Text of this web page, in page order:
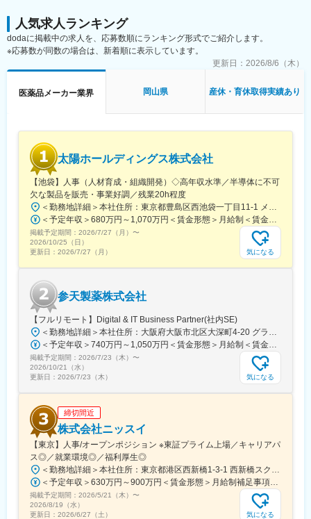
変更の範囲：会社の定める業務
【MRとは】
医薬品を正しく使用していただくためにドクターや薬剤師へ医薬
品の情報の提供や収集を行います。同時に、医療現場から得た情
報を正しく、タイムリーに医療関係者に伝達することもMRの役割
当社は眼科領域に特化したスペシャリティファーマです。
■研修体制：
＜入社後＞
大阪本社にて、1か月半～2か月間の初期研修を行います。
＜配属後＞
・先輩社員がOJTでサポートします。チーム制となっており、1グ
ループ8名程度、日常的にもチームメンバーと助け合える風土で
す。
・MR教育の専門部署があり、定期的に階層別研修、MR向けの研
修もあり、配属後も着実にスキルアップしていける環境です。
■勤務地について：
・初期配属地はご希望を考慮し検討いたします。
（京都府、東京都、青森県、愛知県、岐阜県いずれかのエリアで
は優先的に採用を行っております）
・配属後は自宅を起点に直行直帰型の勤務となりますが、各エリ
■働き方：
・土日祝休み／年間休日128日
・有給休暇取得率：79.8％（2025年度）
・「くるみん」「えるぼし」取得
■各種手当・福利厚生：
・社宅制度あり（適用条件あり・入社から7年間まで適用）
・日当あり（別途支給）
人気求人ランキング
dodaに掲載中の求人を、応募数順にランキング形式でご紹介します。
※応募数が同数の場合は、新着順に表示しています。
更新日： 2026/8/6（木）
医薬品メーカー業界 岡山県 産休・育休取得実績あり
太陽ホールディングス株式会社
【池袋】人事（人材育成・組織開発）◇高年収水準／半導体に不可
欠な製品を販売・事業好調／残業20h程度
＜勤務地詳細＞本社住所：東京都豊島区西池袋一丁目11-1 メトロポリタンプラザビル16F勤務地最寄駅：各線／池袋駅受動喫煙対策：屋内全面禁煙変更の範囲：会社の定める事業所（リモートワーク含む）
＜予定年収＞680万円～1,070万円＜賃金形態＞月給制＜賃金内訳＞月額（基本給）：335,000円～530,000円＜月給＞335,000円～530,000円＜昇給有無＞有＜残業手当＞有＜給与補足＞※年収概算には想定残業時間20時間分を含む・2025年度 全社平均残業時間：20時間・残業代全額支給（管理監督職については対象外)・賞与6か月分（2025年度実績）賃金はあくまでも目安の金額であり、選考を通じて上下する可能性があります。月給(月額)は固定手当を含めた表記です。
掲載予定期間： 2026/7/27（月） 〜
2026/10/25（日）
更新日： 2026/7/27（月） 気になる
参天製薬株式会社
【フルリモート】Digital & IT Business Partner(社内SE)
＜勤務地詳細＞本社住所：大阪府大阪市北区大深町4-20 グランフロント大阪タワーA25F勤務地最寄駅：JR各線／大阪駅受動喫煙対策：屋内全面禁煙変更の範囲：会社の定める事業所（リモートワーク含む）
＜予定年収＞740万円～1,050万円＜賃金形態＞月給制＜賃金内訳＞月額（基本給）：540,000円～770,000円＜月給＞540,000円～770,000円＜昇給有無＞有＜残業手当＞有＜給与補足＞※経験・能力等を考慮の上、当社規定により決定します。■賞与：年1回支給■基本給改定：年1回（4月）賃金はあくまでも目安の金額であり、選考を通じて上下する可能性があります。月給(月額)は固定手当を含めた表記です。
掲載予定期間： 2026/7/23（木） 〜
2026/10/21（水）
更新日： 2026/7/23（木） 気になる
締切間近
株式会社ニッスイ
【東京】人事/オープンポジション ※東証プライム上場／キャリアパ
ス◎／就業環境◎／福利厚生◎
＜勤務地詳細＞本社住所：東京都港区西新橋1-3-1 西新橋スクエア勤務地最寄駅：東京メトロ線／内幸町駅受動喫煙対策：屋内全面禁煙変更の範囲：会社の定める事業所（リモートワーク含む）
＜予定年収＞630万円～900万円＜賃金形態＞月給制補足事項なし＜賃金内訳＞月額（基本給）：330,000円～448,000円＜月給＞330,000円～448,000円＜昇給有無＞有＜残業手当＞有＜給与補足＞※給与詳細は、経験・経歴を考慮のうえ、決定します。■賞与：年2回（6月・12月）※2026年 度見込（ 6.0ヶ月）※時間外、法定外休日勤務をした場合は30%の割増手当支給法定休日勤務の場合は、35%の割増手当支給賃金はあくまでも目安の金額であり、選考を通じて上下する可能性があります。月給(月額)は固定手当を含めた表記です。
掲載予定期間： 2026/5/21（木） 〜
2026/8/19（水）
更新日： 2026/6/27（土） 気になる